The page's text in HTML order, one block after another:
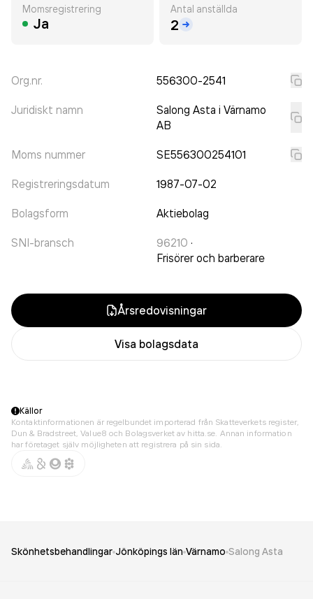
Momsregistrering
Ja
Antal anställda
2
Org.nr. 556300-2541
Juridiskt namn
Salong Asta i Värnamo
AB
Moms nummer SE556300254101
Registreringsdatum 1987-07-02
Bolagsform Aktiebolag
SNI-bransch 96210 ·
Frisörer och barberare
Årsredovisningar
Visa bolagsdata
Källor
Kontaktinformationen är regelbundet importerad från Skatteverkets register,
Dun & Bradstreet, Value8 och Bolagsverket av hitta.se. Annan information
har företaget själv möjligheten att registrera på sin sida.
Skönhetsbehandlingar Jönköpings län Värnamo Salong Asta